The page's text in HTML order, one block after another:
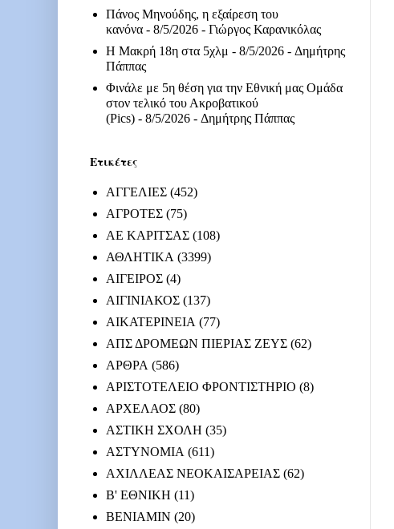
Πάνος Μηνούδης, η εξαίρεση του
κανόνα - 8/5/2026 - Γιώργος Καρανικόλας
Η Μακρή 18η στα 5χλμ - 8/5/2026 - Δημήτρης
Πάππας
Φινάλε με 5η θέση για την Εθνική μας Ομάδα
στον τελικό του Ακροβατικού
(Pics) - 8/5/2026 - Δημήτρης Πάππας
Ετικέτες
ΑΓΓΕΛΙΕΣ (452)
ΑΓΡΟΤΕΣ (75)
ΑΕ ΚΑΡΙΤΣΑΣ (108)
ΑΘΛΗΤΙΚΑ (3399)
ΑΙΓΕΙΡΟΣ (4)
ΑΙΓΙΝΙΑΚΟΣ (137)
ΑΙΚΑΤΕΡΙΝΕΙΑ (77)
ΑΠΣ ΔΡΟΜΕΩΝ ΠΙΕΡΙΑΣ ΖΕΥΣ (62)
ΑΡΘΡΑ (586)
ΑΡΙΣΤΟΤΕΛΕΙΟ ΦΡΟΝΤΙΣΤΗΡΙΟ (8)
ΑΡΧΕΛΑΟΣ (80)
ΑΣΤΙΚΗ ΣΧΟΛΗ (35)
ΑΣΤΥΝΟΜΙΑ (611)
ΑΧΙΛΛΕΑΣ ΝΕΟΚΑΙΣΑΡΕΙΑΣ (62)
Β' ΕΘΝΙΚΗ (11)
ΒΕΝΙΑΜΙΝ (20)